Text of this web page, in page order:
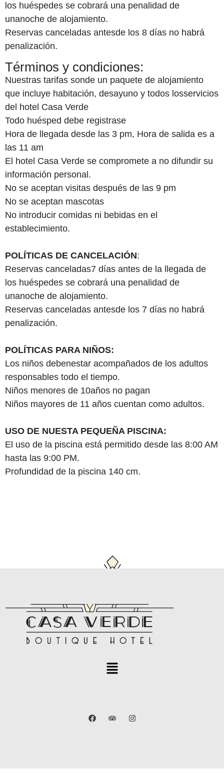
los huéspedes se cobrará una penalidad de
unanoche de alojamiento.
Reservas canceladas antesde los 8 días no habrá
penalización.
Términos y condiciones:
Nuestras tarifas sonde un paquete de alojamiento
que incluye habitación, desayuno y todos losservicios
del hotel Casa Verde
Todo huésped debe registrase
Hora de llegada desde las 3 pm, Hora de salida es a
las 11 am
El hotel Casa Verde se compromete a no difundir su
información personal.
No se aceptan visitas después de las 9 pm
No se aceptan mascotas
No introducir comidas ni bebidas en el
establecimiento.
POLÍTICAS DE CANCELACIÓN:
Reservas canceladas7 días antes de la llegada de
los huéspedes se cobrará una penalidad de
unanoche de alojamiento.
Reservas canceladas antesde los 7 días no habrá
penalización.
POLÍTICAS PARA NIÑOS:
Los niños debenestar acompañados de los adultos
responsables todo el tiempo.
Niños menores de 10años no pagan
Niños mayores de 11 años cuentan como adultos.
USO DE NUESTA PEQUEÑA PISCINA:
El uso de la piscina está permitido desde las 8:00 AM
hasta las 9:00 PM.
Profundidad de la piscina 140 cm.